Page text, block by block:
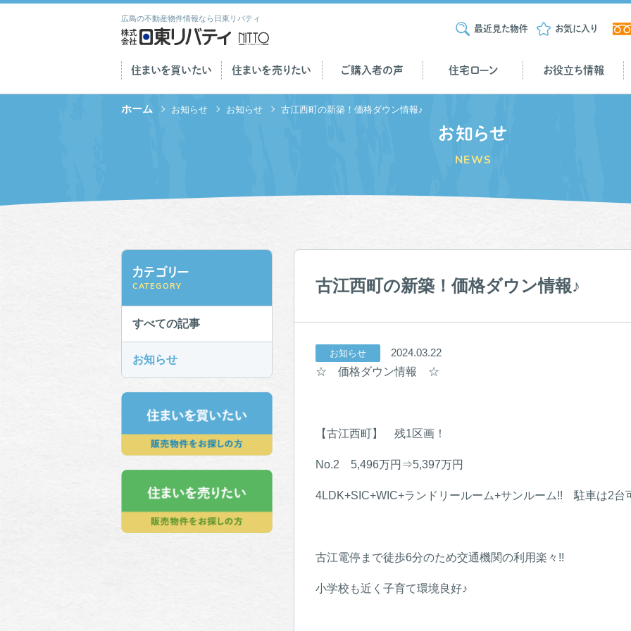
広島の不動産物件情報なら日東リバティ
最近見た物件 お気に入り
住まいを買いたい 住まいを売りたい ご購入者の声 住宅ローン お役立ち情報
ホーム お知らせ お知らせ 古江西町の新築！価格ダウン情報♪
お知らせ
NEWS
古江西町の新築！価格ダウン情報♪
お知らせ
2024.03.22
☆ 価格ダウン情報 ☆
【古江西町】 残1区画！
No.2 5,496万円⇒5,397万円
4LDK+SIC+WIC+ランドリールーム+サンルーム!! 駐車は2台
古江電停まで徒歩6分のため交通機関の利用楽々!!
小学校も近く子育て環境良好♪
カテゴリー
CATEGORY
すべての記事
お知らせ